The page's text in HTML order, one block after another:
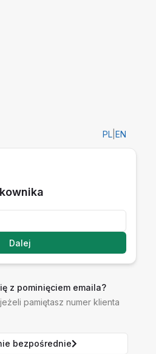
PL EN
Dalej
z pominięciem emaila?
pamiętasz numer klienta
bezpośrednie